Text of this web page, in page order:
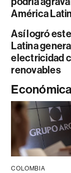
América
Así logró
Latina
electricidad
renovables
COLOMBIA